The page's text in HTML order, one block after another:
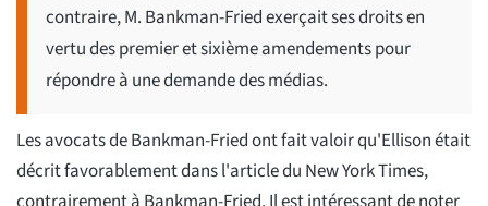
contraire, M. Bankman-Fried exerçait ses droits en
vertu des premier et sixième amendements pour
répondre à une demande des médias.
Les avocats de Bankman-Fried ont fait valoir qu'Ellison était
décrit favorablement dans l'article du New York Times,